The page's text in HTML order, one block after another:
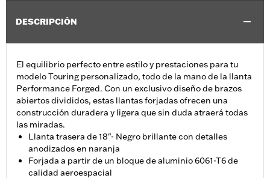
DESCRIPCIÓN
El equilibrio perfecto entre estilo y prestaciones para tu
modelo Touring personalizado, todo de la mano de la llanta
Performance Forged. Con un exclusivo diseño de brazos
abiertos divididos, estas llantas forjadas ofrecen una
construcción duradera y ligera que sin duda atraerá todas
las miradas.
Llanta trasera de 18"- Negro brillante con detalles
anodizados en naranja
Forjada a partir de un bloque de aluminio 6061-T6 de
calidad aeroespacial